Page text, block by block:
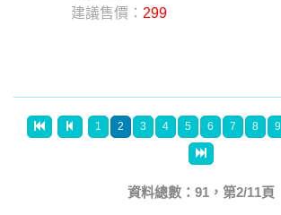
建議售價： 299
1 2 3 4 5 6 7 8 9
資料總數：91，第2/11頁